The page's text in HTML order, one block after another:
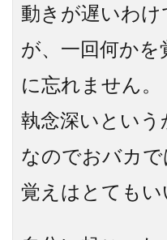
動きが遅いわけ
が、一回何か
に忘れません。
執念深いという
なのでおバカで
覚えはとてもい